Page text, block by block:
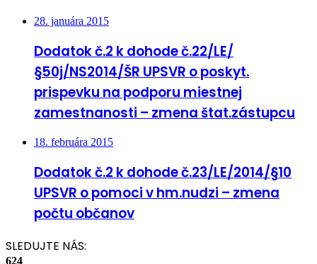
28. januára 2015
Dodatok č.2 k dohode č.22/LE/
§50j/NS2014/ŠR UPSVR o poskyt.
prispevku na podporu miestnej
zamestnanosti – zmena štat.zástupcu
18. februára 2015
Dodatok č.2 k dohode č.23/LE/2014/§10
UPSVR o pomoci v hm.nudzi – zmena
počtu občanov
SLEDUJTE NÁS:
624